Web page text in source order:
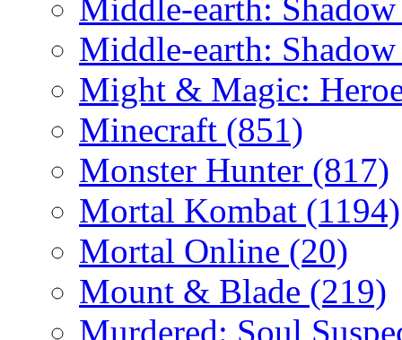
Middle-earth:
Middle-earth:
Might & Magic:
Minecraft (851)
Monster Hunter (817)
Mortal Kombat (1194)
Mortal Online (20)
Mount & Blade (219)
Murdered: Soul